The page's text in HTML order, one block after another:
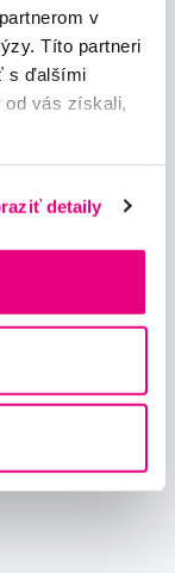
v
Títo partneri
s ďalšími
vás získali,
detaily
nabídkách
tyto účely.